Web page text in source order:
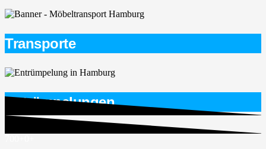
Transporte
Entrümpelungen